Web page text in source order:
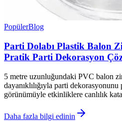
PopülerBlog
Parti Dolabı Plastik Balon
Pratik Parti Dekorasyon
5 metre uzunluğundaki PVC balon
dayanıklılığıyla parti
görünümüyle etkinliklere canlılık
Daha fazla bilgi edinin